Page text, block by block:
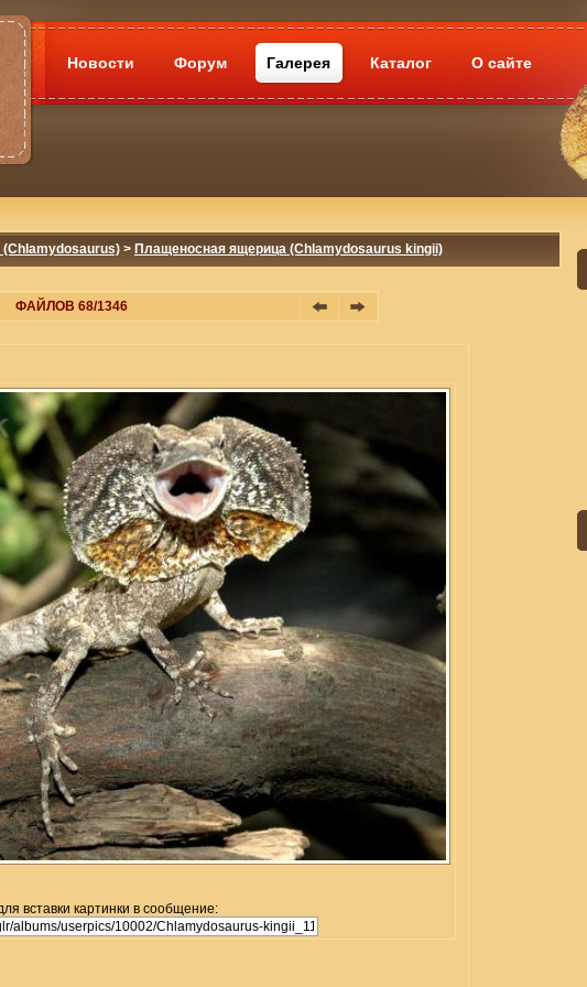
Новости Форум Галерея Каталог О сайте
> Плащеносная ящерица (Chlamydosaurus kingii)
ФАЙЛОВ 68/1346
вставки картинки в сообщение: